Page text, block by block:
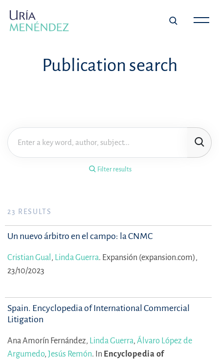
Publication search
Filter results
Filter results ×
Practice area
23 RESULTS
Un nuevo árbitro en el campo: la CNMC
Cristian Gual , Linda Guerra. Expansión (expansion.com),
23/10/2023
Spain. Encyclopedia of International Commercial
Litigation
Ana Amorín Fernández, Linda Guerra, Álvaro López de
Argumedo, Jesús Remón. In Encyclopedia of